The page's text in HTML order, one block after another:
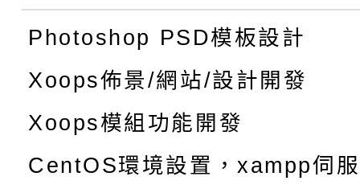
Photoshop PSD模板設計
Xoops佈景/網站/設計開發
Xoops模組功能開發
CentOS環境設置，xampp伺